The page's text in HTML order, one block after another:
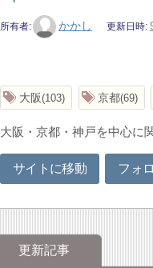
所有者 かかし 更新日時
大阪 103 京都 69
大阪・京都・神戸を中心に
サイトに移動 フォ
更新記事